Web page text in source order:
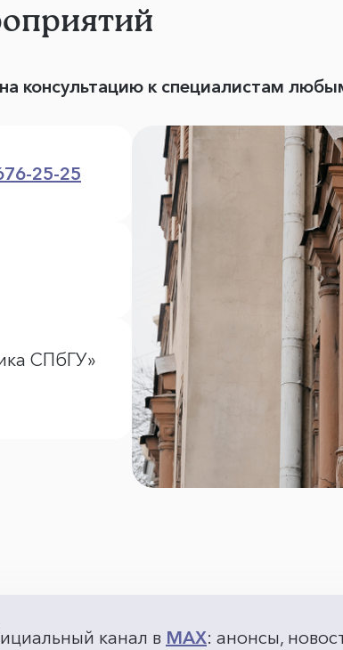
консультацию к специалистам
25-25
СПбГУ»
канал в MAX: анонсы,